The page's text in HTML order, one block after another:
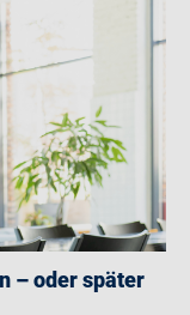
– oder später